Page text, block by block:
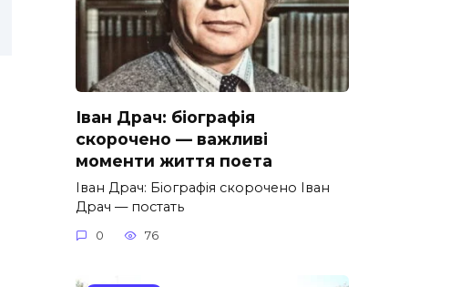
Іван Драч: біографія
скорочено — важливі
моменти життя поета
Іван Драч: Біографія скорочено Іван
Драч — постать
0 76